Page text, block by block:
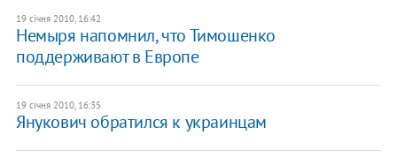
19 січня 2010, 16:42
Немыря напомнил, что Тимошенко
поддерживают в Европе
19 січня 2010, 16:35
Янукович обратился к украинцам